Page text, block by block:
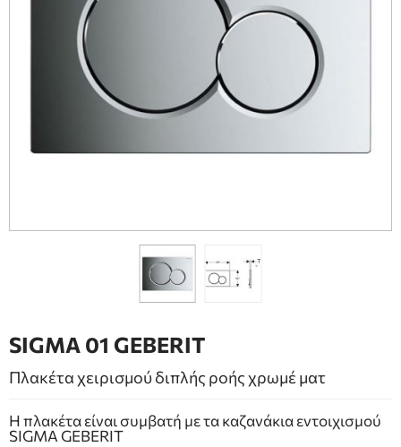
ΚΟΥΖΙΝΑ
ΤΖΑΚΙ
SIGMA 01 GEBERIT
Πλακέτα χειρισμού διπλής ροής χρωμέ ματ
Η πλακέτα είναι συμβατή με τα καζανάκια εντοιχισμού
SIGMA GEBERIT